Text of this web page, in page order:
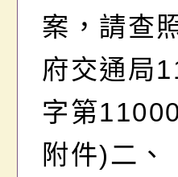
案，請查
府交通局
字第
附件)二、